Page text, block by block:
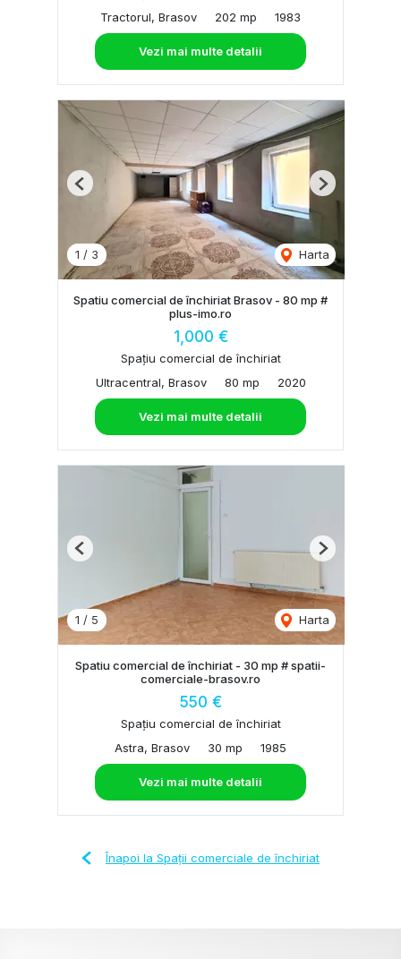
Tractorul, Brasov
202 mp 1983
Vezi mai multe detalii
1 / 3 Harta
Previous Next
Spatiu comercial de închiriat Brasov - 80 mp #
plus-imo.ro
1,000 €
Spațiu comercial de închiriat
Ultracentral, Brasov
80 mp 2020
Vezi mai multe detalii
1 / 5 Harta
Previous Next
Spatiu comercial de închiriat - 30 mp # spatii-
comerciale-brasov.ro
550 €
Spațiu comercial de închiriat
Astra, Brasov
30 mp 1985
Vezi mai multe detalii
Înapoi la Spații comerciale de închiriat